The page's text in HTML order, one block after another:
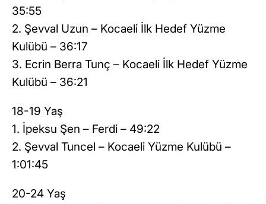
35:55
2. Şevval Uzun – Kocaeli İlk Hedef Yüzme
Kulübü – 36:17
3. Ecrin Berra Tunç – Kocaeli İlk Hedef Yüzme
Kulübü – 36:21
18-19 Yaş
1. İpeksu Şen – Ferdi – 49:22
2. Şevval Tuncel – Kocaeli Yüzme Kulübü –
1:01:45
20-24 Yaş